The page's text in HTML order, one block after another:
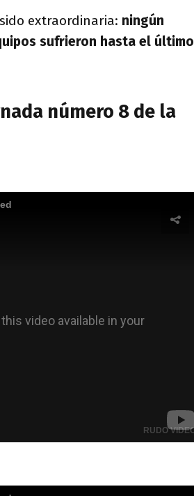
extraordinaria: ningún
sufrieron hasta el último
número 8 de la